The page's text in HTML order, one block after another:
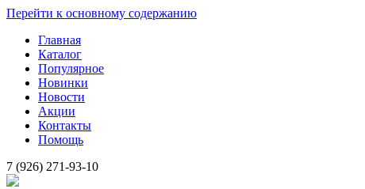
Перейти к основному содержанию
Главная
Каталог
Популярное
Новинки
Новости
Акции
Контакты
Помощь
7 (926) 271-93-10